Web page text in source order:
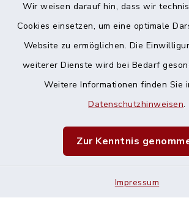
Wir weisen darauf hin, dass wir
Cookies einsetzen, um eine optimale
Website zu ermöglichen. Die
weiterer Dienste wird bei Bedarf
Weitere Informationen finden Sie
Datenschutzhinweisen.
Zur Kenntnis
Impressum
Barrierefreiheit
Impressum
Sitemap